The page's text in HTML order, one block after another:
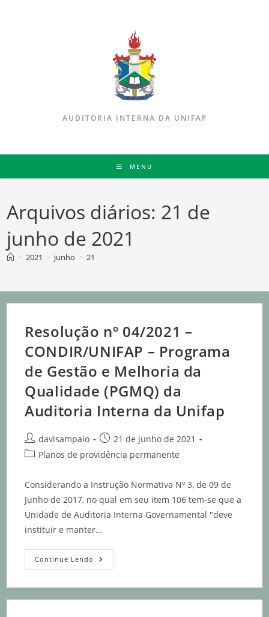
AUDITORIA INTERNA DA UNIFAP
MENU
Arquivos diários: 21 de
junho de 2021
> 2021 > junho > 21
Resolução nº 04/2021 –
CONDIR/UNIFAP – Programa
de Gestão e Melhoria da
Qualidade (PGMQ) da
Auditoria Interna da Unifap
davisampaio
21 de junho de 2021
Planos de providência permanente
Considerando a Instrução Normativa Nº 3, de 09 de
Junho de 2017, no qual em seu item 106 tem-se que a
Unidade de Auditoria Interna Governamental "deve
instituir e manter…
Continue Lendo